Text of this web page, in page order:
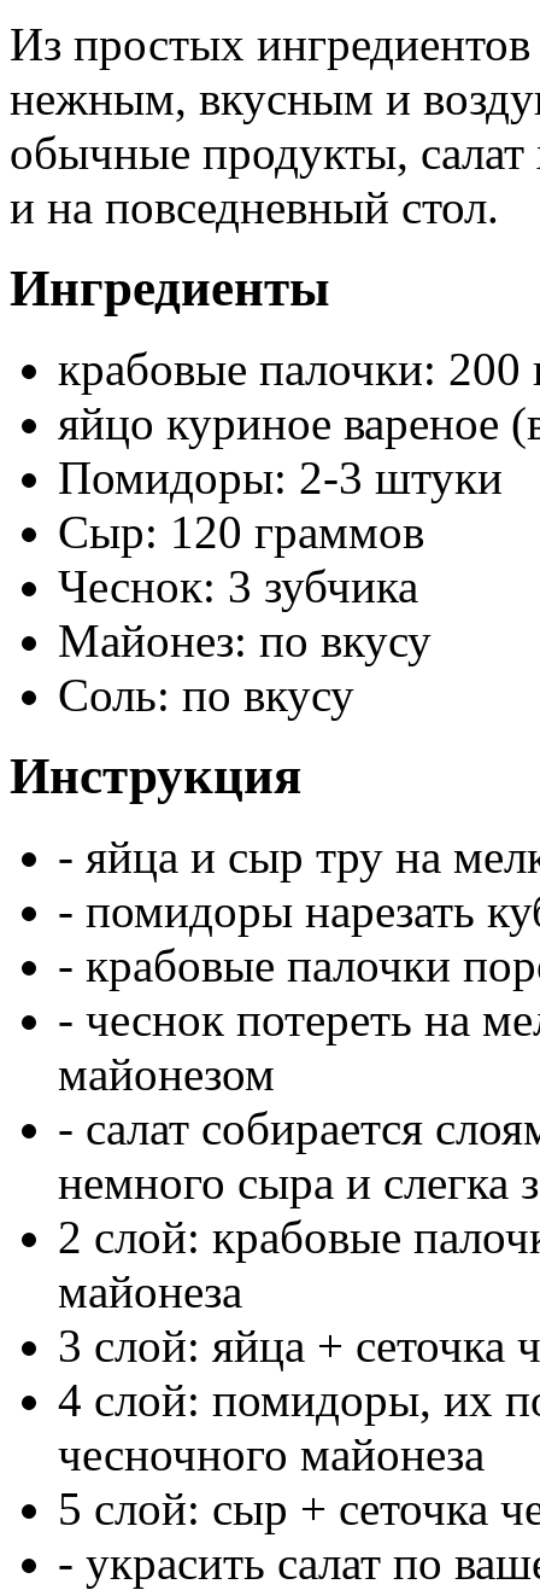
Из простых ингредиентов
нежным, вкусным и
обычные продукты,
и на повседневный стол.
Ингредиенты
крабовые палочки: 200
яйцо куриное вареное
Помидоры: 2-3 штуки
Сыр: 120 граммов
Чеснок: 3 зубчика
Майонез: по вкусу
Соль: по вкусу
Инструкция
- яйца и сыр тру на
- помидоры нарезать
- крабовые палочки
- чеснок потереть на
майонезом
- салат собирается
немного сыра и слегка
2 слой: крабовые
майонеза
3 слой: яйца + сеточка
4 слой: помидоры, их
чесночного майонеза
5 слой: сыр + сеточка
- украсить салат по